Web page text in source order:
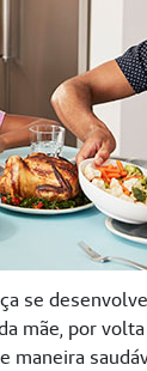
se
mãe, por